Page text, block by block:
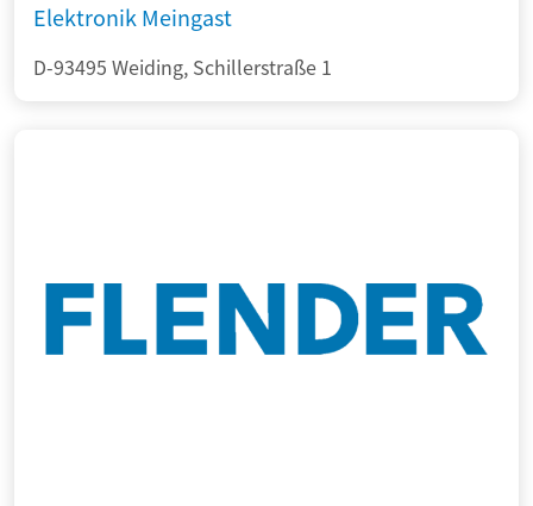
Elektronik Meingast
D-93495 Weiding, Schillerstraße 1